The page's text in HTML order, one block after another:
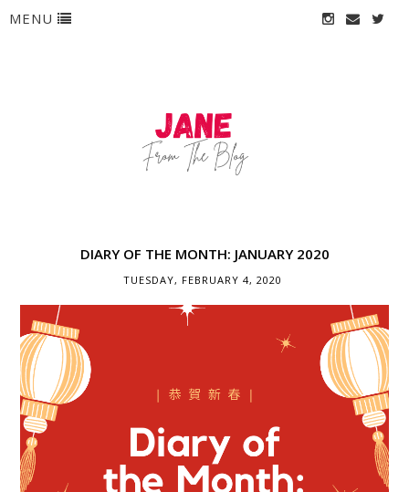
MENU
DIARY OF THE MONTH: JANUARY 2020
TUESDAY, FEBRUARY 4, 2020